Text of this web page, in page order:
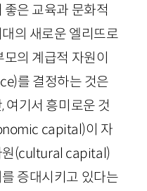
은 교육과 문화적
의 새로운 엘리뜨로
의 계급적 자원이
)를 결정하는 것은
여기서 흥미로운 것
capital)이 자
(cultural capital)
증대시키고 있다는